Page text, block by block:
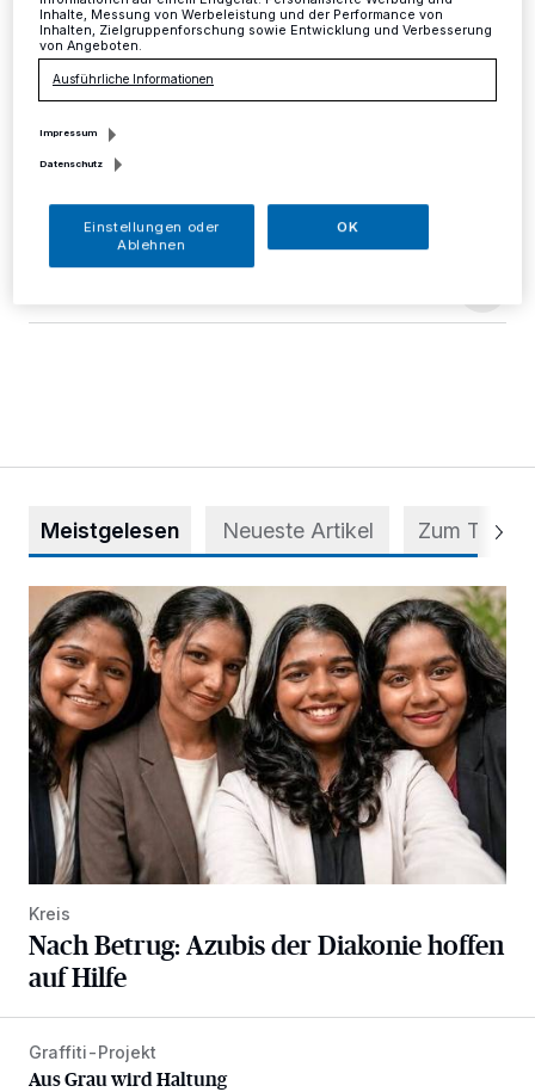
Mettmann·Das Eiscafé "Dolce Vita" sammelt für die
Erdbebenopfer in Amatrice (Italien). Am 10. September
findet eine Benefizveranstaltung in der Neanderthal-
Meistgelesen Neueste Artikel Zum Thema
Nach Betrug: Azubis der Diakonie hoffen auf Hilfe
Kreis
Nach Betrug: Azubis der Diakonie hoffen
auf Hilfe
Aus Grau wird Haltung
Graffiti-Projekt
Aus Grau wird Haltung
Inhalte, Messung von Werbeleistung und der Performance von
Inhalten, Zielgruppenforschung sowie Entwicklung und Verbesserung
von Angeboten.
Ausführliche Informationen
Impressum
Datenschutz
Einstellungen oder
Ablehnen
OK